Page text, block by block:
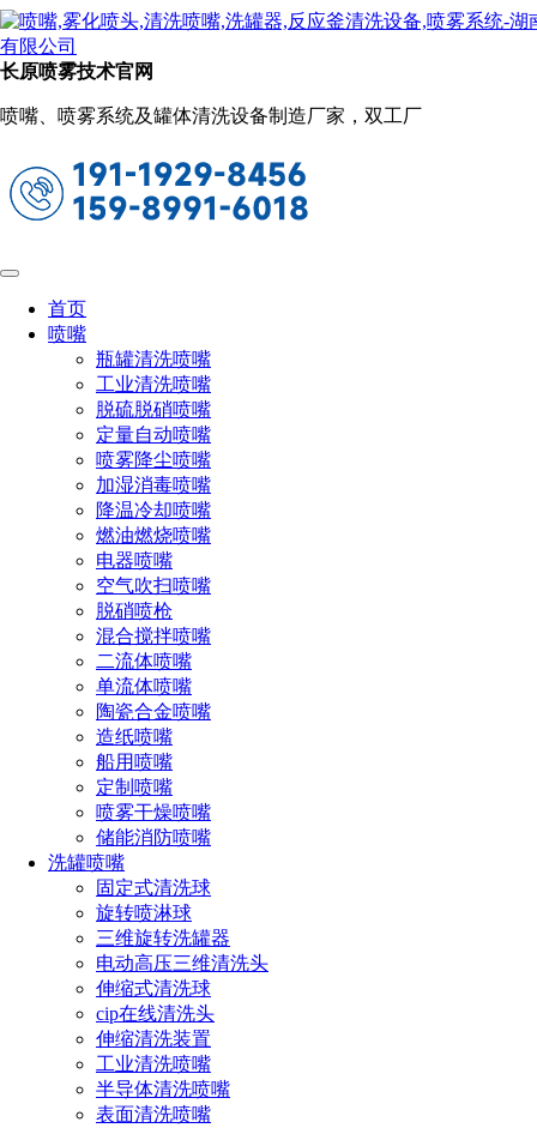
长原喷雾技术官网
喷嘴、喷雾系统及罐体清洗设备制造厂家，双工厂
首页
喷嘴
瓶罐清洗喷嘴
工业清洗喷嘴
脱硫脱硝喷嘴
定量自动喷嘴
喷雾降尘喷嘴
加湿消毒喷嘴
降温冷却喷嘴
燃油燃烧喷嘴
电器喷嘴
空气吹扫喷嘴
脱硝喷枪
混合搅拌喷嘴
二流体喷嘴
单流体喷嘴
陶瓷合金喷嘴
造纸喷嘴
船用喷嘴
定制喷嘴
喷雾干燥喷嘴
储能消防喷嘴
洗罐喷嘴
固定式清洗球
旋转喷淋球
三维旋转洗罐器
电动高压三维清洗头
伸缩式清洗球
cip在线清洗头
伸缩清洗装置
工业清洗喷嘴
半导体清洗喷嘴
表面清洗喷嘴
新闻动态
当前位置：
文丘里喷嘴的选购指南（如何选择适合自
2023-12-22 09:18:40 阅读量：2363
性能的稳定性和适用性对于各种流体控制任务至关重要。然
合自己需求的文丘里喷嘴成为了一个重要的问题。本文将为您
提供一份文丘里喷嘴的选购指南，帮助您了解如何根据自己的
需求选择合适的文丘里喷嘴
（https://www.spraycyco.com/kqpz/275.html）。
明确需求
在选购文丘里喷嘴之前，首先需要明确自己的需求。这包
括以下几个方面：
1. 流体类型：确定需要处理的流体是气体还是液体，以及
流体的物理和化学性质。
2. 流量范围：了解所需处理的流量范围，以便选择合适的
喷嘴尺寸和类型。